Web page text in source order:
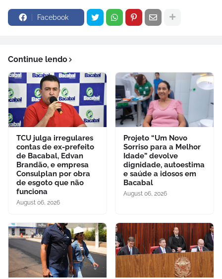
Facebook
Continue lendo
TCU julga irregulares
contas de ex-prefeito
de Bacabal, Edvan
Brandão, e empresa
Consulplan por obra
de esgoto que não
funciona
August 06, 2026
Projeto “Um Novo
Sorriso para a Melhor
Idade” devolve
dignidade, autoestima
e saúde a idosos em
Bacabal
August 06, 2026